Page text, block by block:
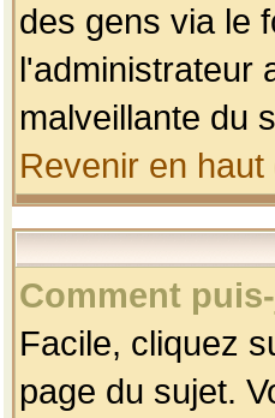
des gens via le
l'administrateur
malveillante du
Revenir en haut
Comment
Facile, cliquez
page du sujet.